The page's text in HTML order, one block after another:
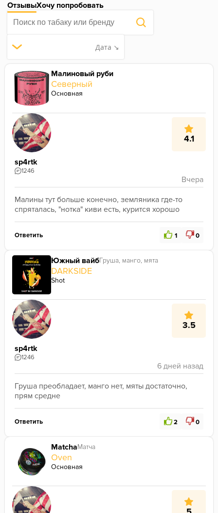
ОтзывыХочу попробовать
Дата ↘
Малиновый руби
Северный
Основная
4.1
sp4rtk
1246
Малины тут больше конечно, земляника где-то
спряталась, "нотка" киви есть, курится хорошо
Ответить 1 0
Южный вайбГруша, манго, мята
DARKSIDE
Shot
3.5
sp4rtk
1246
Груша преобладает, манго нет, мяты достаточно,
прям средне
Ответить 2 0
MatchaМатча
Oven
Основная